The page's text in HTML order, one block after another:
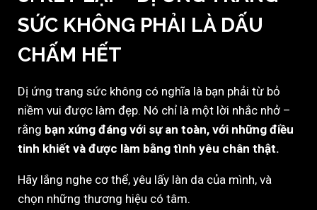
SỨC KHÔNG PHẢI LÀ DẤU
CHẤM HẾT
Dị ứng trang sức không có nghĩa là bạn phải từ bỏ
niềm vui được làm đẹp. Nó chỉ là một lời nhắc nhở –
rằng bạn xứng đáng với sự an toàn, với những điều
tinh khiết và được làm bằng tình yêu chân thật.
Hãy lắng nghe cơ thể, yêu lấy làn da của mình, và
chọn những thương hiệu có tâm.